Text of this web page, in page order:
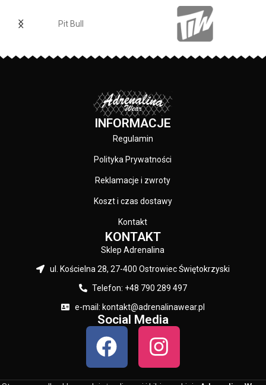
zostały zakończone
dopasowanym ściągaczem.
w Polsce.
INFORMACJE
Regulamin
Polityka Prywatności
Reklamacje i zwroty
Koszt i czas dostawy
Kontakt
KONTAKT
Sklep Adrenalina
ul. Kościelna 28, 27-400 Ostrowiec Świętokrzyski
Telefon: +48 790 289 497
e-mail: kontakt@adrenalinawear.pl
Social Media